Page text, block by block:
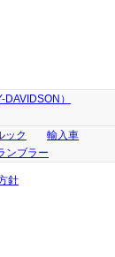
）
ック
輸入車
ンブラー
針